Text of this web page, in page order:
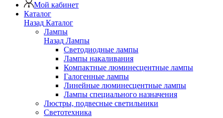
Мой кабинет
Каталог
Назад Каталог
Лампы
Назад Лампы
Светодиодные лампы
Лампы накаливания
Компактные люминесцентные лампы
Галогенные лампы
Линейные люминесцентные лампы
Лампы специального назначения
Люстры, подвесные светильники
Светотехника